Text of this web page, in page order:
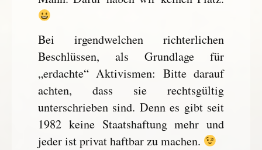
Bei irgendwelchen richterlichen
Beschlüssen, als Grundlage für
„erdachte“ Aktivismen: Bitte darauf
achten, dass sie rechtsgültig
unterschrieben sind. Denn es gibt seit
1982 keine Staatshaftung mehr und
jeder ist privat haftbar zu machen.